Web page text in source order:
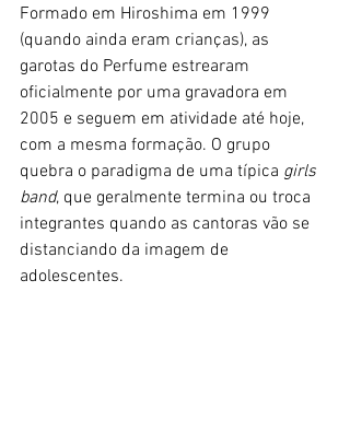
Formado em Hiroshima em 1999
(quando ainda eram crianças), as
garotas do Perfume estrearam
oficialmente por uma gravadora em
2005 e seguem em atividade até hoje,
com a mesma formação. O grupo
quebra o paradigma de uma típica girls
band, que geralmente termina ou troca
integrantes quando as cantoras vão se
distanciando da imagem de
adolescentes.